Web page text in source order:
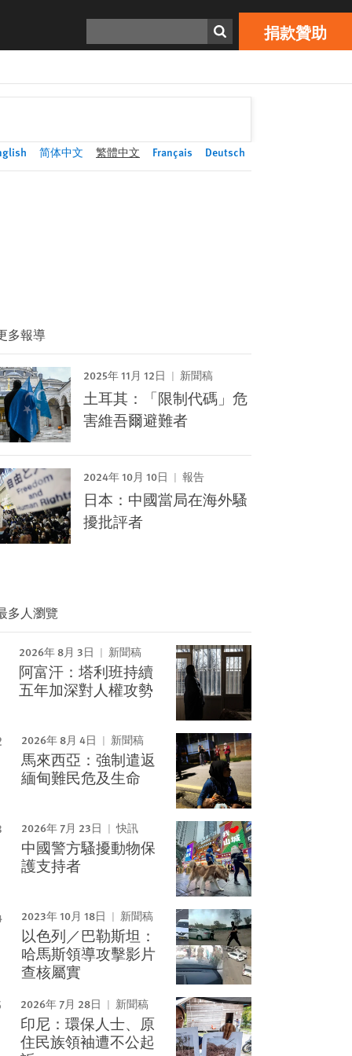
捐款贊助
Print 捐款贊助
简体中文 繁體中文 Français Deutsch
多報導
2025年 11月 12日 新聞稿
土耳其：「限制代碼」危
害維吾爾避難者
2024年 10月 10日 報告
日本：中國當局在海外騷
擾批評者
多人瀏覽
2026年 8月 3日 新聞稿
阿富汗：塔利班持續
五年加深對人權攻勢
2026年 8月 4日 新聞稿
馬來西亞：強制遣返
緬甸難民危及生命
2026年 7月 23日 快訊
中國警方騷擾動物保
護支持者
2023年 10月 18日 新聞稿
以色列／巴勒斯坦：
哈馬斯領導攻擊影片
查核屬實
2026年 7月 28日 新聞稿
印尼：環保人士、原
住民族領袖遭不公起